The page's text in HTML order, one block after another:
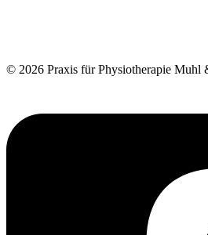
© 2026 Praxis für Physiotherapie Muhl